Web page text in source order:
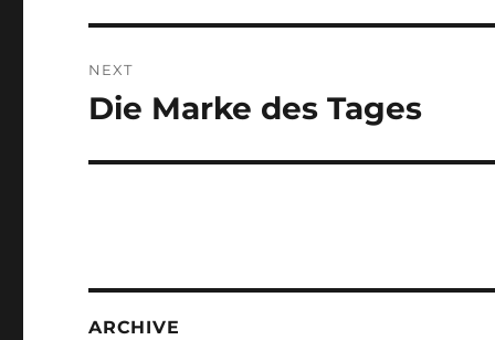
NEXT
Next
Die Marke des Tages
ARCHIVE